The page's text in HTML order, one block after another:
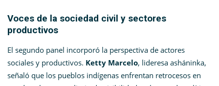
Voces de la sociedad civil y sectores
productivos
El segundo panel incorporó la perspectiva de actores
sociales y productivos. Ketty Marcelo, lideresa asháninka,
señaló que los pueblos indígenas enfrentan retrocesos en